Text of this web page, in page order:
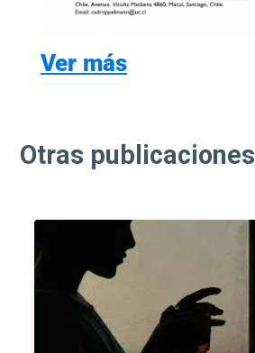
Ver más
Otras publicaciones